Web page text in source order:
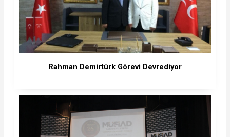
Rahman Demirtürk Görevi Devrediyor